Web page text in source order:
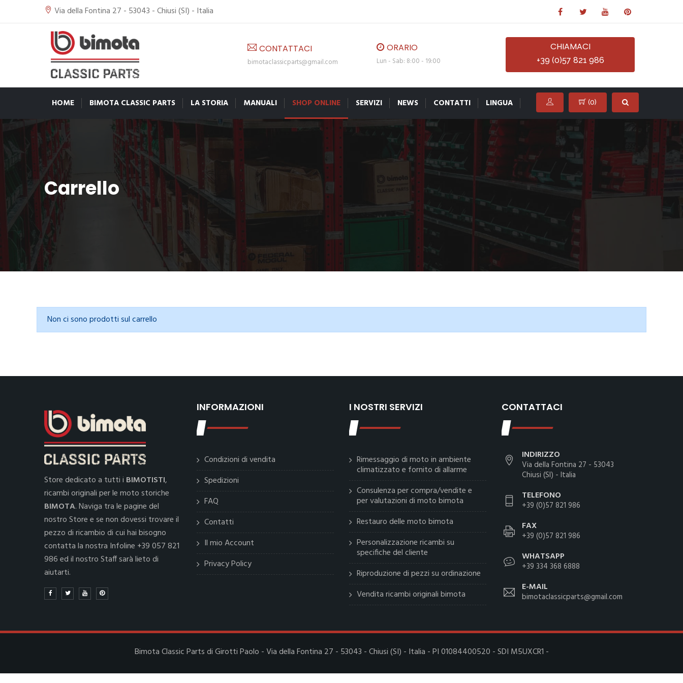
Via della Fontina 27 - 53043 - Chiusi (SI) - Italia
CONTATTACI
bimotaclassicparts@gmail.com
ORARIO
Lun - Sab: 8:00 - 19:00
CHIAMACI
+39 (0)57 821 986
(0)
HOME BIMOTA CLASSIC PARTS LA STORIA MANUALI SHOP ONLINE SERVIZI NEWS CONTATTI LINGUA
Carrello
Non ci sono prodotti sul carrello
Store dedicato a tutti i BIMOTISTI,
ricambi originali per le moto storiche
BIMOTA. Naviga tra le pagine del
nostro Store e se non dovessi trovare il
pezzo di ricambio di cui hai bisogno
contatta la nostra Infoline +39 057 821
986 ed il nostro Staff sarà lieto di
aiutarti.
INFORMAZIONI
Condizioni di vendita
Spedizioni
FAQ
Contatti
Il mio Account
Privacy Policy
I NOSTRI SERVIZI
Rimessaggio di moto in ambiente
climatizzato e fornito di allarme
Consulenza per compra/vendite e
per valutazioni di moto bimota
Restauro delle moto bimota
Personalizzazione ricambi su
specifiche del cliente
Riproduzione di pezzi su ordinazione
Vendita ricambi originali bimota
CONTATTACI
INDIRIZZO
Via della Fontina 27 - 53043
Chiusi (SI) - Italia
TELEFONO
+39 (0)57 821 986
FAX
+39 (0)57 821 986
WHATSAPP
+39 334 368 6888
E-MAIL
bimotaclassicparts@gmail.com
Bimota Classic Parts di Girotti Paolo - Via della Fontina 27 - 53043 - Chiusi (SI) - Italia - PI 01084400520 - SDI M5UXCR1 -